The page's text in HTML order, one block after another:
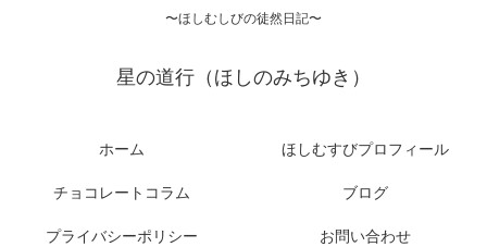
〜ほしむしびの徒然日記〜
星の道行（ほしのみちゆき）
ホーム ほしむすびプロフィール
チョコレートコラム ブログ
プライバシーポリシー お問い合わせ